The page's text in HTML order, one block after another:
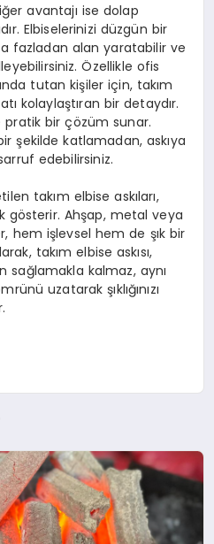
avantajı ise dolap
Elbiselerinizi düzgün bir
fazladan alan yaratabilir ve
Özellikle ofis
tutan kişiler için, takım
kolaylaştıran bir detaydır.
pratik bir çözüm sunar.
şekilde katlamadan, askıya
edebilirsiniz.
takım elbise askıları,
gösterir. Ahşap, metal veya
hem işlevsel hem de şık bir
takım elbise askısı,
sağlamakla kalmaz, aynı
uzatarak şıklığınızı